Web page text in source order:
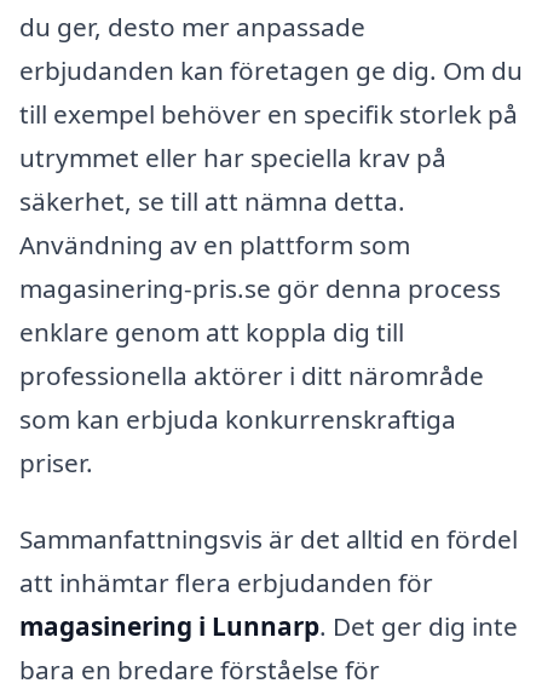
du ger, desto mer anpassade
erbjudanden kan företagen ge dig. Om du
till exempel behöver en specifik storlek på
utrymmet eller har speciella krav på
säkerhet, se till att nämna detta.
Användning av en plattform som
magasinering-pris.se gör denna process
enklare genom att koppla dig till
professionella aktörer i ditt närområde
som kan erbjuda konkurrenskraftiga
priser.
Sammanfattningsvis är det alltid en fördel
att inhämtar flera erbjudanden för
magasinering i Lunnarp. Det ger dig inte
bara en bredare förståelse för